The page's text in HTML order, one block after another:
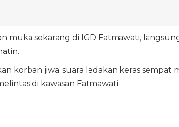
muka sekarang di IGD Fatmawati,
korban jiwa, suara ledakan keras sempat
di kawasan Fatmawati.